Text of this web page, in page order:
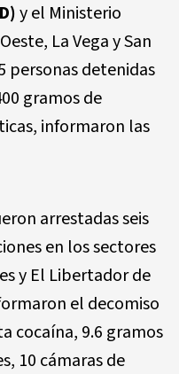
y el Ministerio
La Vega y San
personas detenidas
gramos de
informaron las
arrestadas seis
en los sectores
y El Libertador de
el decomiso
cocaína, 9.6 gramos
10 cámaras de